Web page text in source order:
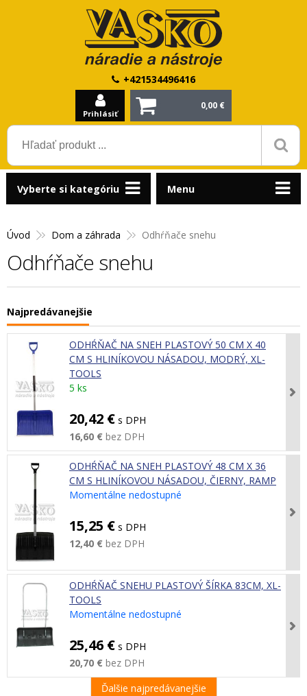
+421534496416
Prihlásiť
0,00 €
Úvod Dom a záhrada Odhŕňače snehu
Odhŕňače snehu
Najpredávanejšie
ODHŔŇAČ NA SNEH PLASTOVÝ 50 CM X 40
CM S HLINÍKOVOU NÁSADOU, MODRÝ, XL-
TOOLS
5 ks
20,42 € s DPH
16,60 € bez DPH
ODHŔŇAČ NA SNEH PLASTOVÝ 48 CM X 36
CM S HLINÍKOVOU NÁSADOU, ČIERNY, RAMP
Momentálne nedostupné
15,25 € s DPH
12,40 € bez DPH
ODHŔŇAČ SNEHU PLASTOVÝ ŠÍRKA 83CM, XL-
TOOLS
Momentálne nedostupné
25,46 € s DPH
20,70 € bez DPH
Ďalšie najpredávanejšie
Vyberte si kategóriu Menu